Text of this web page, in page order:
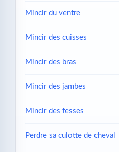
Mincir du ventre
Mincir des cuisses
Mincir des bras
Mincir des jambes
Mincir des fesses
Perdre sa culotte de cheval